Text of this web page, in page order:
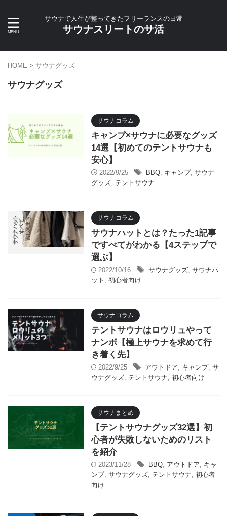
サウナで人生が整ってきたフリーランスの日常
サウナスリートのサ活
HOME > サウナグッズ
サウナグッズ
サウナコラム
キャンプ×サウナに必要なグッズ
14選【初めてのテントサウナも
安心】
2022/9/25 BBQ, キャンプ, サウナ
グッズ, テントサウナ
サウナコラム
サウナハットとは？たった1記事
ですべてがわかる【4ステップで
選ぶ】
2022/10/16 サウナグッズ, サウナハ
ット , 初心者向け
サウナコラム
テントサウナはロウリュやって
ナンボ【極上サウナを求めて行
き着く先】
2022/9/25 アウトドア, キャンプ, サ
ウナグッズ, テントサウナ, 初心者向け
サウナまとめ
【テントサウナグッズ32選】初
心者が失敗しないためのリスト
を紹介
2023/11/28 BBQ, アウトドア, キャ
ンプ, サウナグッズ, テントサウナ, 初心者
向け